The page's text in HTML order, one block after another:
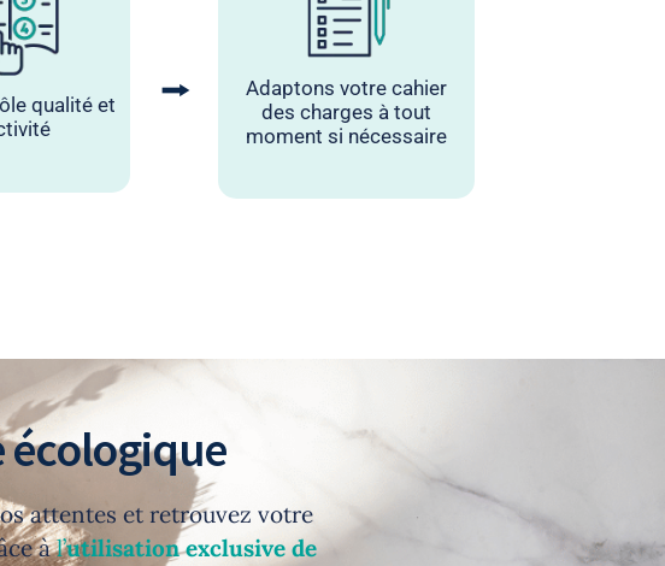
qualité et
⭢
Adaptons votre cahier
des charges à tout
moment si nécessaire
écologique
attentes et retrouvez votre
àl’utilisation exclusive de